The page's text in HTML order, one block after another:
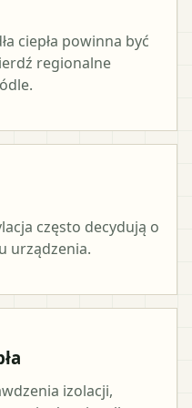
ciepła powinna być
regionalne
często decydują o
urządzenia.
izolacji,